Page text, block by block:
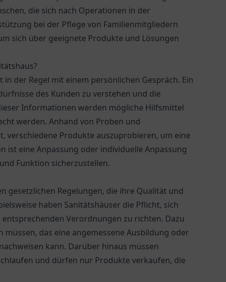
die sich nach Operationen in der
bei der Pflege von Familienmitgliedern
sich über geeignete Produkte und Lösungen
der Regel mit einem persönlichen Gespräch. Ein
des Kunden zu verstehen und die
Informationen werden mögliche Hilfsmittel
werden. Anhand von Proben und
verschiedene Produkte auszuprobieren, um eine
ist eine Anpassung oder individuelle Anpassung
Funktion sicherzustellen.
gesetzlichen Regelungen, die ihre Qualität und
haben Sanitätshäuser die Pflicht, sich
Verordnungen zu richten. Dazu
das eine angemessene Ausbildung oder
kann. Darüber hinaus müssen
und dürfen nur Produkte verkaufen, die